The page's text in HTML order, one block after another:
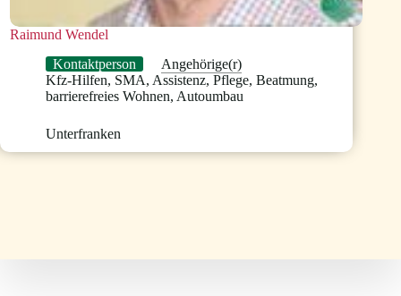
Raimund Wendel
Kontaktperson
Angehörige(r)
Kfz-Hilfen, SMA, Assistenz, Pflege, Beatmung,
barrierefreies Wohnen, Autoumbau
Unterfranken